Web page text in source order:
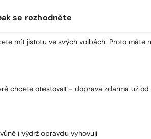
se rozhodněte
mít jistotu ve svých volbách. Proto máte
chcete otestovat - doprava zdarma už
i výdrž opravdu vyhovují